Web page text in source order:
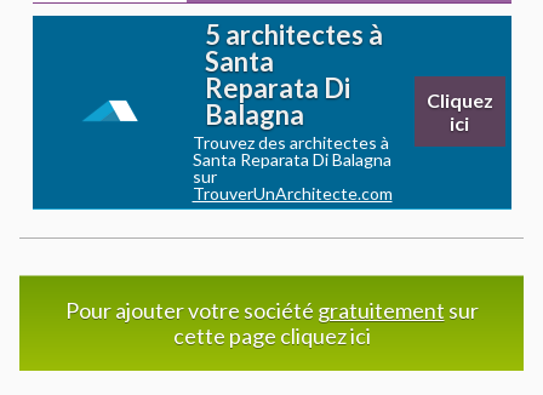
5 architectes à
Santa
Reparata Di
Balagna
Trouvez des architectes à
Santa Reparata Di Balagna
sur
TrouverUnArchitecte.com
Cliquez
ici
Pour ajouter votre société gratuitement sur
cette page cliquez ici